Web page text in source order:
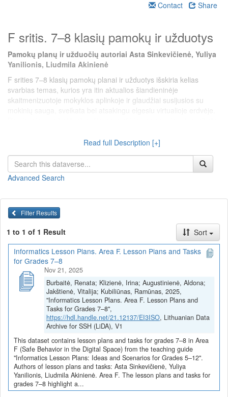
Contact Share
F sritis. 7–8 klasių pamokų ir užduotys
Pamokų planų ir užduočių autoriai Asta Sinkevičienė, Yuliya
Yanilionis, Liudmila Akinienė
F srities 7–8 klasių pamokų planai ir užduotys išskiria kelias
svarbias temas, kurios yra itin aktualios šiandieninėje
skaitmenizuotoje mokyklos aplinkoje ir glaudžiai susijusios su
gvildenamos temos, susijusios su saugiu elgesiu internete:
klausimai, patyčios virtualioje erdvėje. Pamokų planai padeda ne
tik įgyti praktinių įgūdžių, bet ir formuoja mokinių sąmoningumą,
kas yra būtina šiuolaikiniame ugdyme.
Pamokų planai ir užduotys(juos galiteperžiūrėtiarbaparsisiųsti
viename dokumente)
Saugus ir sveikatą tausojantis darbas skaitmeniniu įrenginiu
(Asta Sinkevičienė)
Saugios darbo vietos kompiuterių klasėje kūrimas (Asta
Sinkevičienė)
Rizikos žmogaus fizinei ir psichinei savijautai naudojant
skaitmenines technologijas (Asta Sinkevičienė)
Skaitmeninių technologijų svarba aplinkosaugos
sprendimuose (Asta Sinkevičienė)
Saugaus darbo virtualiojoje erdvėje principai, pavojai ir
problemos (Asta Sinkevičienė)
Saugus darbas virtualiojoje erdvėje (Asta Sinkevičienė)
(Yuliya Yanilionis)
Rizikos žmogaus fizinei ir psichinei sveikatai naudojant
skaitmenines technologijas (Yuliya Yanilionis)
Skaitmeninių technologijų svarba aplinkosaugos
sprendimuose (Yuliya Yanilionis)
Read full Description [+]
Advanced Search
Filter Results
1 to 1 of 1 Result
Sort
Informatics Lesson Plans. Area F. Lesson Plans and Tasks
for Grades 7–8
Nov 21, 2025
Burbaitė, Renata; Klizienė, Irina; Augustinienė, Aldona;
Jakštienė, Vitalija; Kubiliūnas, Ramūnas, 2025,
"Informatics Lesson Plans. Area F. Lesson Plans and
Tasks for Grades 7–8",
https://hdl.handle.net/21.12137/EI3ISO, Lithuanian Data
Archive for SSH (LiDA), V1
This dataset contains lesson plans and tasks for grades 7–8 in Area
F (Safe Behavior in the Digital Space) from the teaching guide
"Informatics Lesson Plans: Ideas and Scenarios for Grades 5–12".
Authors of lesson plans and tasks: Asta Sinkevičienė, Yuliya
Yanilionis, Liudmila Akinienė. Area F. The lesson plans and tasks for
grades 7–8 highlight a...